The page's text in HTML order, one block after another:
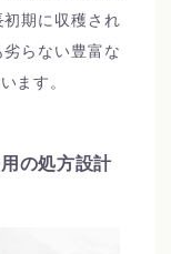
期に収穫され
らない豊富な
ます。
の処方設計